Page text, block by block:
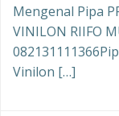
Mengenal Pipa
VINILON RIIFO
Vinilon […]